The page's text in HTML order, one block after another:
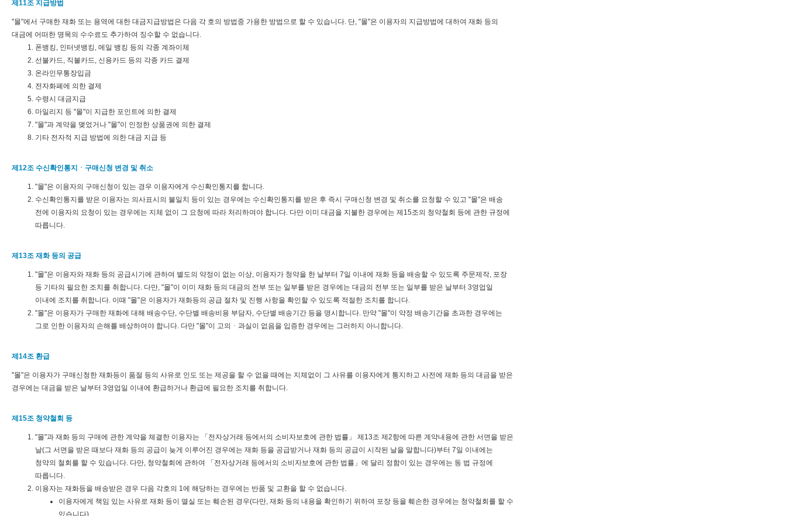
제11조 지급방법
"몰"에서 구매한 재화 또는 용역에 대한 대금지급방법은 다음 각 호의 방법중 가용한 방법으로 할 수 있습니다. 단, "몰"은 이용자의 지급방법에 대하여 재화 등의
대금에 어떠한 명목의 수수료도 추가하여 징수할 수 없습니다.
폰뱅킹, 인터넷뱅킹, 메일 뱅킹 등의 각종 계좌이체
선불카드, 직불카드, 신용카드 등의 각종 카드 결제
온라인무통장입금
전자화폐에 의한 결제
수령시 대금지급
마일리지 등 "몰"이 지급한 포인트에 의한 결제
"몰"과 계약을 맺었거나 "몰"이 인정한 상품권에 의한 결제
기타 전자적 지급 방법에 의한 대금 지급 등
제12조 수신확인통지ㆍ구매신청 변경 및 취소
"몰"은 이용자의 구매신청이 있는 경우 이용자에게 수신확인통지를 합니다.
수신확인통지를 받은 이용자는 의사표시의 불일치 등이 있는 경우에는 수신확인통지를 받은 후 즉시 구매신청 변경 및 취소를 요청할 수 있고 "몰"은 배송
전에 이용자의 요청이 있는 경우에는 지체 없이 그 요청에 따라 처리하여야 합니다. 다만 이미 대금을 지불한 경우에는 제15조의 청약철회 등에 관한 규정에
따릅니다.
제13조 재화 등의 공급
"몰"은 이용자와 재화 등의 공급시기에 관하여 별도의 약정이 없는 이상, 이용자가 청약을 한 날부터 7일 이내에 재화 등을 배송할 수 있도록 주문제작, 포장
등 기타의 필요한 조치를 취합니다. 다만, "몰"이 이미 재화 등의 대금의 전부 또는 일부를 받은 경우에는 대금의 전부 또는 일부를 받은 날부터 3영업일
이내에 조치를 취합니다. 이때 "몰"은 이용자가 재화등의 공급 절차 및 진행 사항을 확인할 수 있도록 적절한 조치를 합니다.
"몰"은 이용자가 구매한 재화에 대해 배송수단, 수단별 배송비용 부담자, 수단별 배송기간 등을 명시합니다. 만약 "몰"이 약정 배송기간을 초과한 경우에는
그로 인한 이용자의 손해를 배상하여야 합니다. 다만 "몰"이 고의ㆍ과실이 없음을 입증한 경우에는 그러하지 아니합니다.
제14조 환급
"몰"은 이용자가 구매신청한 재화등이 품절 등의 사유로 인도 또는 제공을 할 수 없을 때에는 지체없이 그 사유를 이용자에게 통지하고 사전에 재화 등의 대금을 받은
경우에는 대금을 받은 날부터 3영업일 이내에 환급하거나 환급에 필요한 조치를 취합니다.
제15조 청약철회 등
"몰"과 재화 등의 구매에 관한 계약을 체결한 이용자는 「전자상거래 등에서의 소비자보호에 관한 법률」 제13조 제2항에 따른 계약내용에 관한 서면을 받은
날(그 서면을 받은 때보다 재화 등의 공급이 늦게 이루어진 경우에는 재화 등을 공급받거나 재화 등의 공급이 시작된 날을 말합니다)부터 7일 이내에는
청약의 철회를 할 수 있습니다. 다만, 청약철회에 관하여 「전자상거래 등에서의 소비자보호에 관한 법률」에 달리 정함이 있는 경우에는 동 법 규정에
따릅니다.
이용자는 재화등을 배송받은 경우 다음 각호의 1에 해당하는 경우에는 반품 및 교환을 할 수 없습니다.
이용자에게 책임 있는 사유로 재화 등이 멸실 또는 훼손된 경우(다만, 재화 등의 내용을 확인하기 위하여 포장 등을 훼손한 경우에는 청약철회를 할 수
있습니다)